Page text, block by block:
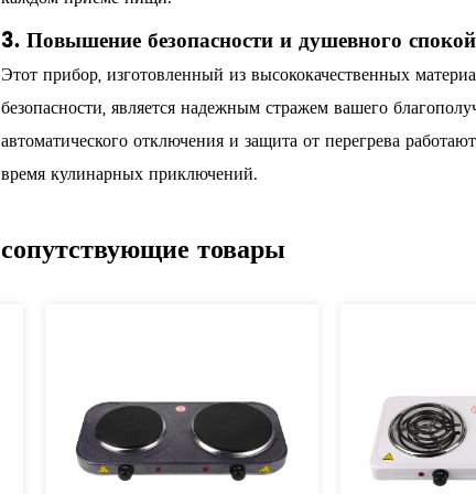
3. Повышение безопасности и душевного
Этот прибор, изготовленный из высококачественных
безопасности, является надежным стражем вашего
автоматического отключения и защита от перегрева
время кулинарных приключений.
бесшумным стражем, неустанно обеспечивающим
полностью сосредоточиться на искусстве кулинарного
В эпоху, когда экологическая устойчивость важнее, чем
умного дома устанавливает новый стандарт для
долговечных материалов премиум-класса, это устройство
для производительности. Используя мощь передовых
сопутствующие товары